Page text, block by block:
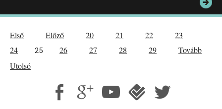
Első Előző 20 21 22
23
24
25 26 27 28 29
Tovább
Utolsó